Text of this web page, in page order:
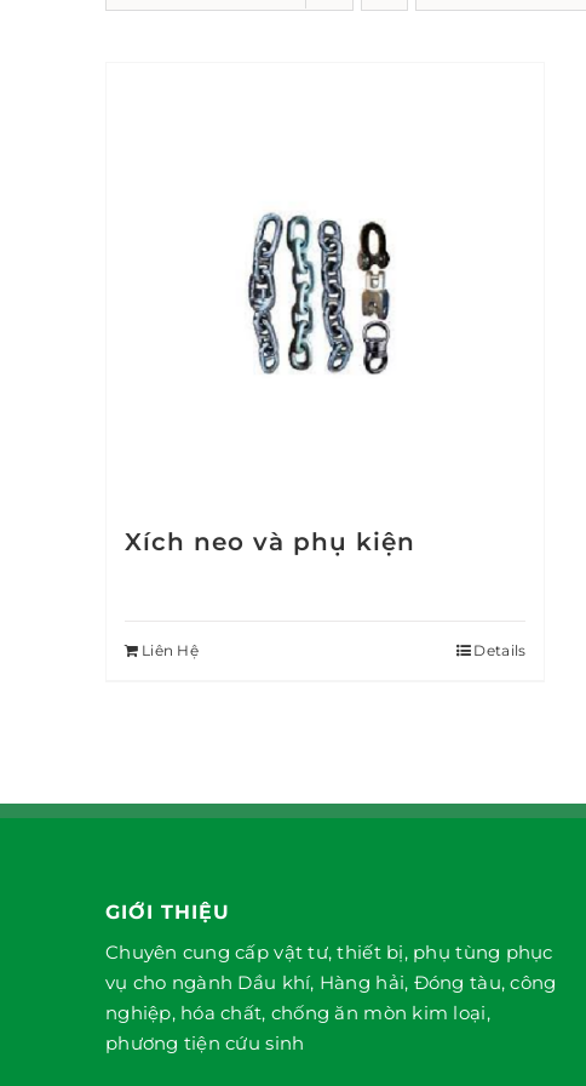
Xích neo và phụ kiện
Liên Hệ Details
GIỚI THIỆU
Chuyên cung cấp vật tư, thiết bị, phụ tùng phục
vụ cho ngành Dầu khí, Hàng hải, Đóng tàu, công
nghiệp, hóa chất, chống ăn mòn kim loại,
phương tiện cứu sinh